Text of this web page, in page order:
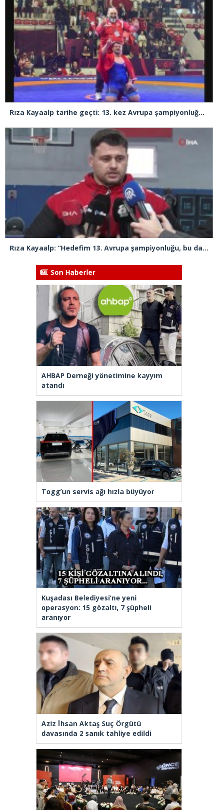
Rıza Kayaalp tarihe geçti: 13. kez Avrupa şampiyonluğuna ulaştı
Rıza Kayaalp: “Hedefim 13. Avrupa şampiyonluğu, bu da benim için rekor olacak”
Son Haberler
AHBAP Derneği yönetimine kayyım
atandı
Togg’un servis ağı hızla büyüyor
Kuşadası Belediyesi’ne yeni
operasyon: 15 gözaltı, 7 şüpheli
aranıyor
Aziz İhsan Aktaş Suç Örgütü
davasında 2 sanık tahliye edildi